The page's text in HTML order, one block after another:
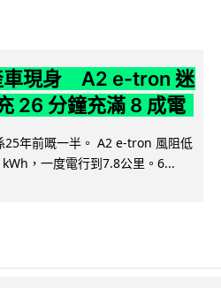
車現身 A2 e-tron 迷
26 分鐘充滿 8 成電
年前嘅一半。 A2 e-tron 風阻低
，一度電行到7.8公里。6...